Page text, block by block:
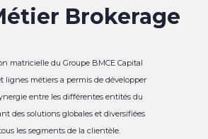
Brokerage
matricielle du Groupe BMCE Capital
lignes métiers a permis de développer
entre les différentes entités du
des solutions globales et diversifiées
les segments de la clientèle.